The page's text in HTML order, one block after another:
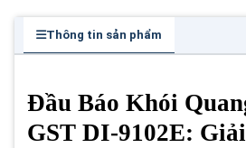
Thông tin sản phẩm
Đầu Báo Khói
GST DI-9102E: